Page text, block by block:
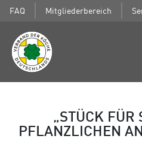
FAQ Mitgliederbereich
„STÜCK FÜR
PFLANZLICHEN